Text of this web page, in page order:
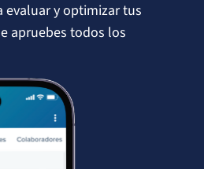
y optimizar tus
apruebes todos los